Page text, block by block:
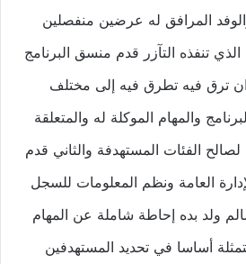
المرافق له عرضين منفصلين
تنفذه التآزر قدم منسق البرنامج
ترق فيه تطرق فيه إلى مختلف
والمهام الموكلة له والمتعلقة
لصالح الفئات المستهدفة والثاني قدم
العامة ونظم المعلومات للسجل
ولد بده إحاطة شاملة عن المهام
أساسا في تحديد المستهدفين